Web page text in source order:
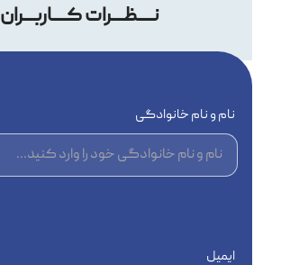
نــــظـــرات کــــاربـــران
نام و نام خانوادگی
ایمیل